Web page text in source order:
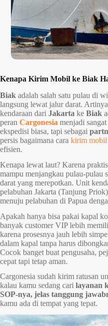
Kenapa Kirim Mobil ke Biak
Biak adalah salah satu pulau di
langsung lewat jalur darat.
kendaraan dari Jakarta ke Biak
peran Cargonesia menjadi
ekspedisi biasa, tapi sebagai
persis bagaimana cara kirim mobil
efisien.
Kenapa lewat laut? Karena
mampu menjangkau pulau-pulau
darat yang merepotkan. Unit
pelabuhan Jakarta (Tanjung
menuju pelabuhan di Papua
Apakah hanya bisa pakai kapal
banyak customer VIP lebih
karena prosesnya jauh lebih
dalam kapal tanpa harus
Cocok banget buat pengusaha,
cepat tapi tetap aman.
Cargonesia sudah kirim ratusan
kalau kamu sedang cari layanan
SOP-nya, jelas tanggung
kamu ada di tempat yang tepat.